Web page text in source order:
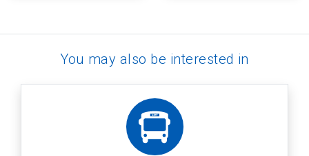
You may also be interested in